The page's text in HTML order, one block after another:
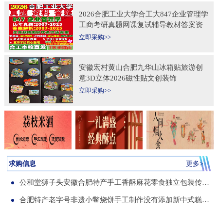
2026合肥工业大学合工大847企业管理学
工商考研真题网课复试辅导教材答案资
料考前冲刺押题预测三套卷3套题
立即采购>>
安徽宏村黄山合肥九华山冰箱贴旅游创
意3D立体2026磁性贴文创装饰
立即采购>>
求购信息 更多>
公和堂狮子头安徽合肥特产手工香酥麻花零食独立包装传统老式糕点
合肥特产老字号非遗小鳖烧饼手工制作没有添加新中式糕点伴手礼